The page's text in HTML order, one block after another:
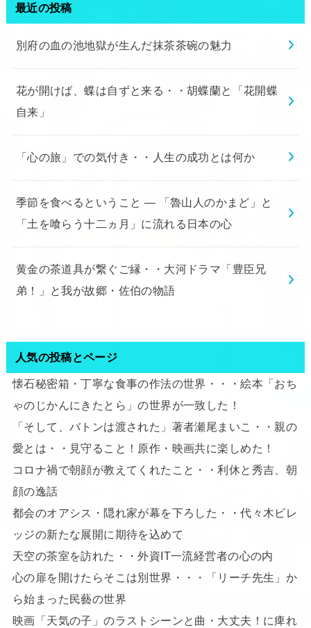
最近の投稿
別府の血の池地獄が生んだ抹茶茶碗の魅力
花が開けば、蝶は自ずと来る・・胡蝶蘭と「花開蝶
自来」
「心の旅」での気付き・・人生の成功とは何か
季節を食べるということ ― 「魯山人のかまど」と
「土を喰らう十二ヵ月」に流れる日本の心
黄金の茶道具が繋ぐご縁・・大河ドラマ「豊臣兄
弟！」と我が故郷・佐伯の物語
人気の投稿とページ
懐石秘密箱・丁寧な食事の作法の世界・・・絵本「おち
ゃのじかんにきたとら」の世界が一致した！
「そして、バトンは渡された」著者瀬尾まいこ・・親の
愛とは・・見守ること！原作・映画共に楽しめた！
コロナ禍で朝顔が教えてくれたこと・・利休と秀吉、朝
顔の逸話
都会のオアシス・隠れ家が幕を下ろした・・代々木ビレ
ッジの新たな展開に期待を込めて
天空の茶室を訪れた・・外資IT一流経営者の心の内
心の扉を開けたらそこは別世界・・・「リーチ先生」か
ら始まった民藝の世界
映画「天気の子」のラストシーンと曲・大丈夫！に痺れ